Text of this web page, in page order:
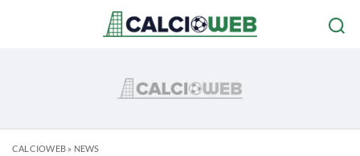
CALCIOWEB» NEWS